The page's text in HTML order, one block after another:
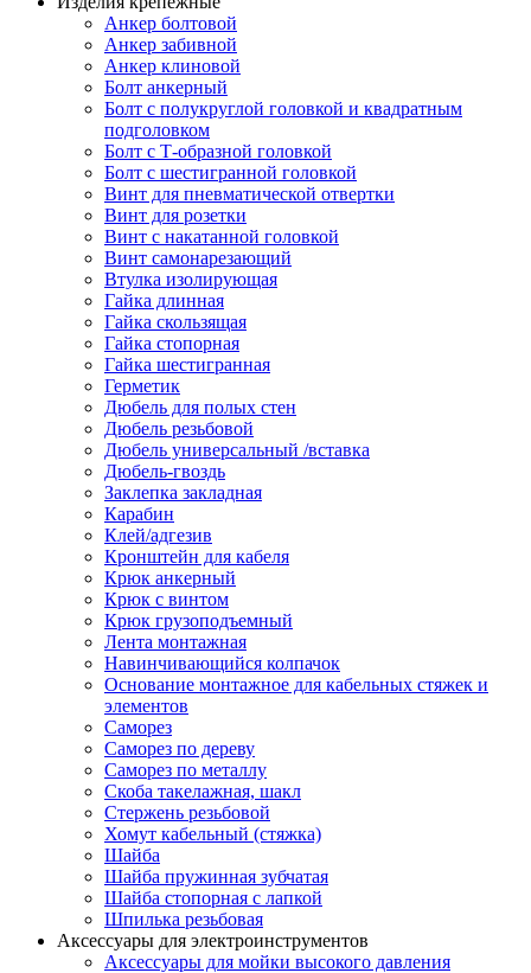
Анкер болтовой
Анкер забивной
Анкер клиновой
Болт анкерный
Болт с полукруглой головкой и квадратным
подголовком
Болт с Т-образной головкой
Болт с шестигранной головкой
Винт для пневматической отвертки
Винт для розетки
Винт с накатанной головкой
Винт самонарезающий
Втулка изолирующая
Гайка длинная
Гайка скользящая
Гайка стопорная
Гайка шестигранная
Герметик
Дюбель для полых стен
Дюбель резьбовой
Дюбель универсальный /вставка
Дюбель-гвоздь
Заклепка закладная
Карабин
Клей/адгезив
Кронштейн для кабеля
Крюк анкерный
Крюк с винтом
Крюк грузоподъемный
Лента монтажная
Навинчивающийся колпачок
Основание монтажное для кабельных стяжек и
элементов
Саморез
Саморез по дереву
Саморез по металлу
Скоба такелажная, шакл
Стержень резьбовой
Хомут кабельный (стяжка)
Шайба
Шайба пружинная зубчатая
Шайба стопорная с лапкой
Шпилька резьбовая
Аксессуары для электроинструментов
Аксессуары для мойки высокого давления